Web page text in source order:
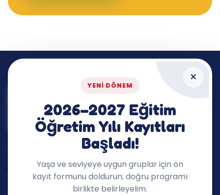
×
YENI DÖNEM
2026–2027 Eğitim
Öğretim Yılı Kayıtları
Başladı!
Yaşa ve seviyeye uygun gruplar için ön
kayıt formunu doldurun; doğru programı
birlikte belirleyelim.
İngilizceyi dersin dışına taşıyan, çocukların
merakını ve konuşma cesaretini destekleyen
öğrenme ekosistemi.